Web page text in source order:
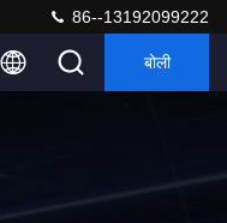
86--13192099222
बोली